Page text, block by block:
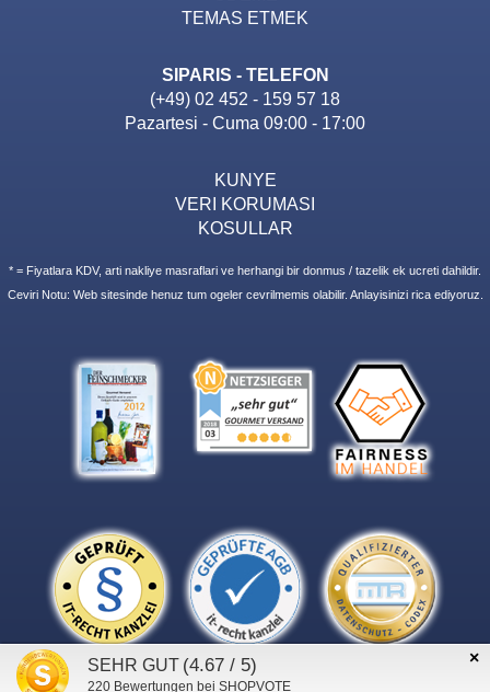
TEMAS ETMEK
SIPARIS - TELEFON
(+49) 02 452 - 159 57 18
Pazartesi - Cuma 09:00 - 17:00
KUNYE
VERI KORUMASI
KOSULLAR
* = Fiyatlara KDV, arti nakliye masraflari ve herhangi bir donmus / tazelik ek ucreti dahildir.
Ceviri Notu: Web sitesinde henuz tum ogeler cevrilmemis olabilir. Anlayisinizi rica ediyoruz.
×
SEHR GUT (4.67 / 5)
220 Bewertungen bei SHOPVOTE